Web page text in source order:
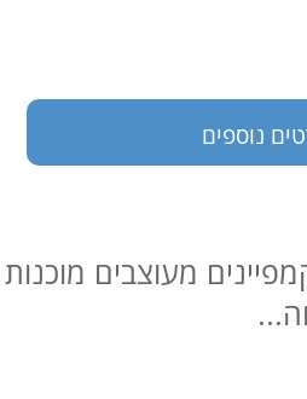
נוספים
מעוצבים מוכנות